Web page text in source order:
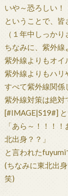
いや～恐ろしい！
ということで、皆
（１年中しっか
ちなみに、紫外線
紫外線よりもオイ
紫外線よりもハリ
すべて紫外線関係
紫外線対策は絶対
[#IMAGE|S19#]
「あら～！！！
北出身？？」
と言われたfuyumi
(ちなみに東北出
笑)